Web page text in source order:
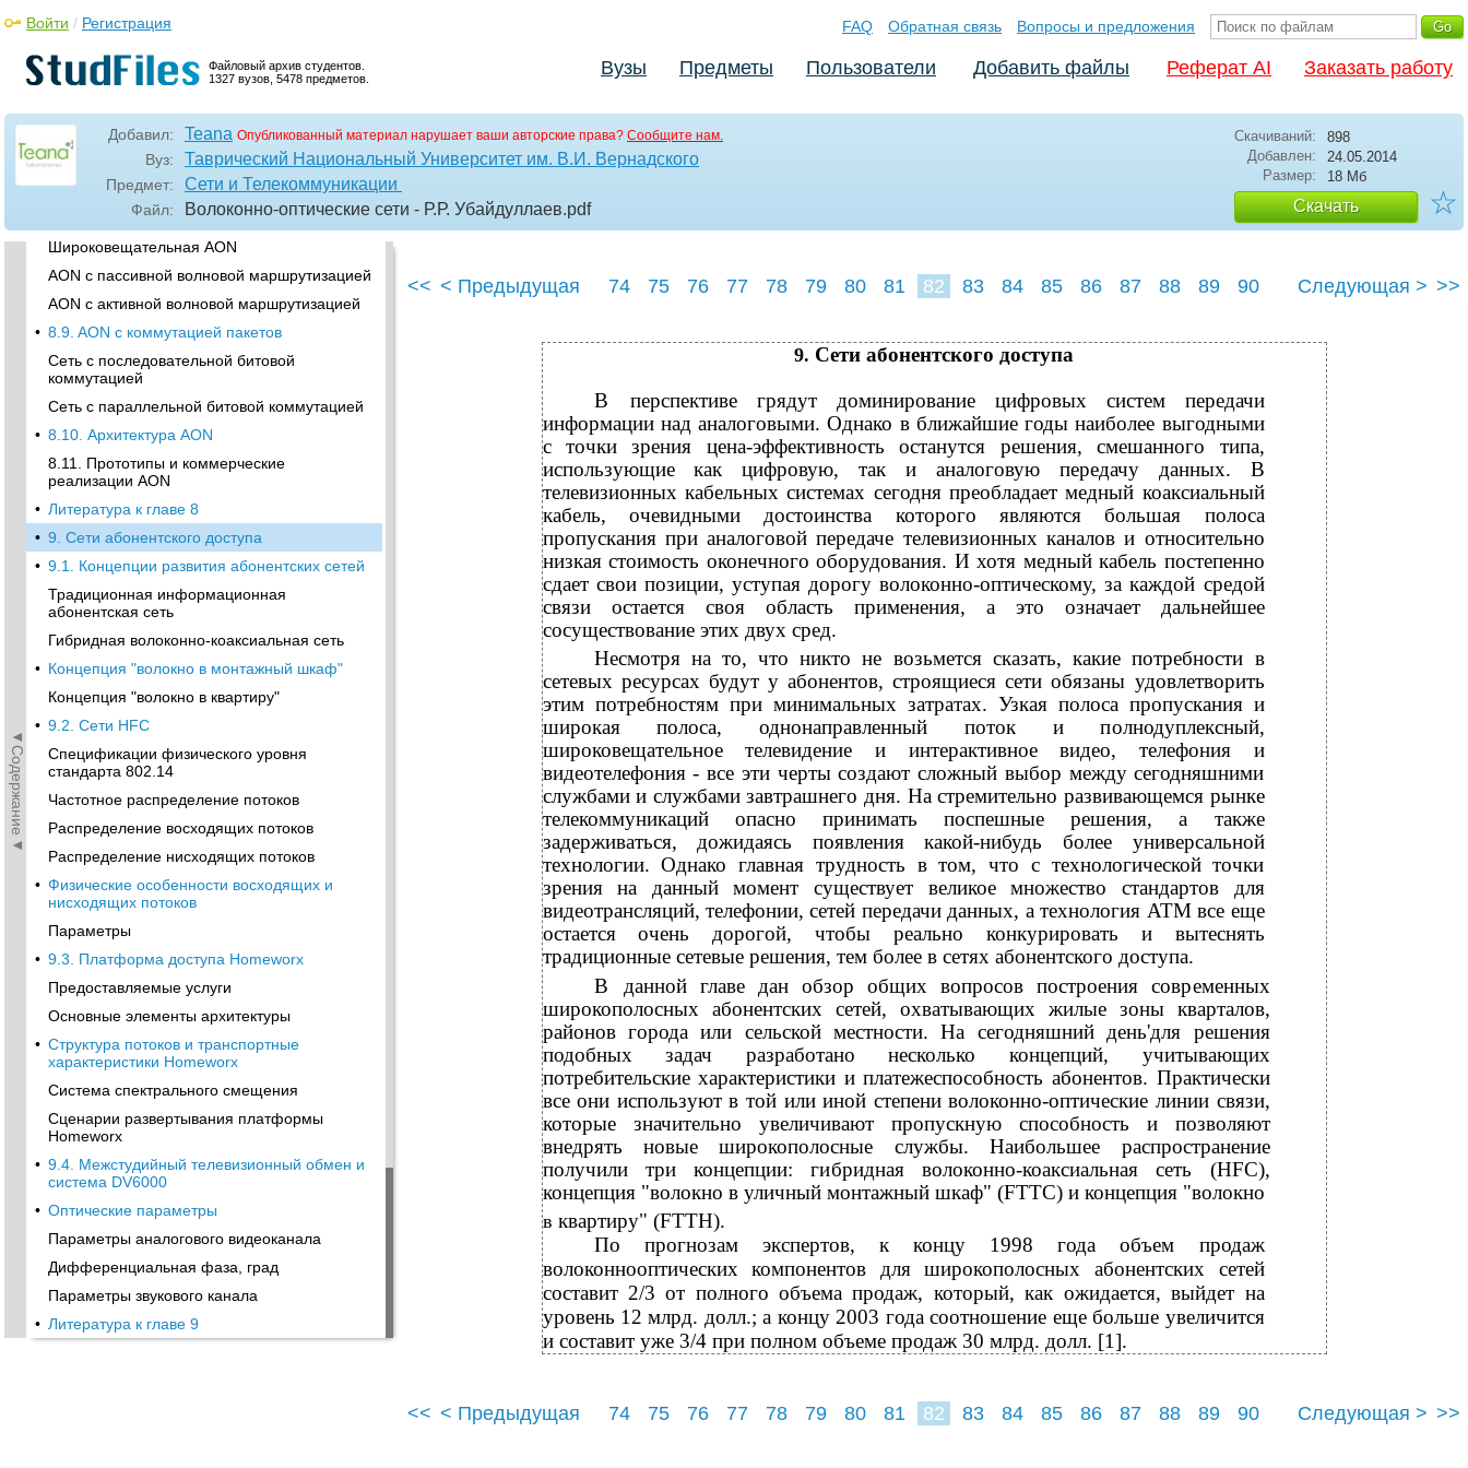
Файловый архив студентов.
1327 вузов, 5478 предметов.
Войти / Регистрация FAQ Обратная связь Вопросы и предложения
Вузы Предметы Пользователи Добавить файлы Реферат AI Заказать работу
Добавил: Teana Опубликованный материал нарушает ваши авторские права? Сообщите нам.
Вуз: Таврический Национальный Университет им. В.И. Вернадского
Предмет: Сети и Телекоммуникации
Файл: Волоконно-оптические сети - Р.Р. Убайдуллаев.pdf
Скачиваний:
898
Добавлен:
24.05.2014
Размер:
18 Мб
Скачать ☆
◄Содержание◄
• 8.6. Волновые конвертеры
сетей
Простая многоволновая линия связи SMWL
Параметры многоволновых мультиплексных
линий связи
8.8. AON с коммутацией каналов
Широковещательная AON
AON с пассивной волновой маршрутизацией
AON с активной волновой маршрутизацией
• 8.9. AON с коммутацией пакетов
Сеть с последовательной битовой
коммутацией
Сеть с параллельной битовой коммутацией
• 8.10. Архитектура AON
8.11. Прототипы и коммерческие
реализации AON
• Литература к главе 8
• 9. Сети абонентского доступа
• 9.1. Концепции развития абонентских сетей
Традиционная информационная
абонентская сеть
Гибридная волоконно-коаксиальная сеть
• Концепция "волокно в монтажный шкаф"
Концепция "волокно в квартиру"
• 9.2. Сети HFC
Спецификации физического уровня
стандарта 802.14
Частотное распределение потоков
Распределение восходящих потоков
Распределение нисходящих потоков
• Физические особенности восходящих и
нисходящих потоков
Параметры
• 9.3. Платформа доступа Homeworx
Предоставляемые услуги
Основные элементы архитектуры
• Структура потоков и транспортные
характеристики Homeworx
Система спектрального смещения
Сценарии развертывания платформы
Homeworx
• 9.4. Межстудийный телевизионный обмен и
система DV6000
• Оптические параметры
Параметры аналогового видеоканала
Дифференциальная фаза, град
Параметры звукового канала
• Литература к главе 9
<< < Предыдущая 74 75 76 77 78 79 80 81 82 83 84 85 86 87 88 89
90
Следующая > >>
9. Сети абонентского доступа
В
перспективе грядут доминирование цифровых систем передачи
информации над аналоговыми. Однако в ближайшие годы наиболее выгодными
с точки зрения цена-эффективность останутся решения, смешанного типа,
использующие как цифровую, так и аналоговую передачу данных. В
телевизионных кабельных системах сегодня преобладает медный коаксиальный
кабель, очевидными достоинства которого являются большая полоса
пропускания при аналоговой передаче телевизионных каналов и относительно
низкая стоимость оконечного оборудования. И хотя медный кабель постепенно
сдает свои позиции, уступая дорогу волоконно-оптическому, за каждой средой
связи остается своя область применения, а это означает дальнейшее
сосуществование этих двух сред.
Несмотря на то, что никто не возьмется сказать, какие потребности в
сетевых ресурсах будут у абонентов, строящиеся сети обязаны удовлетворить
этим потребностям при минимальных затратах. Узкая полоса пропускания и
широкая полоса, однонаправленный поток и полнодуплексный,
широковещательное телевидение и интерактивное видео, телефония и
видеотелефония - все эти черты создают сложный выбор между сегодняшними
службами и службами завтрашнего дня. На стремительно развивающемся рынке
телекоммуникаций опасно принимать поспешные решения, а также
задерживаться, дожидаясь появления какой-нибудь более универсальной
технологии. Однако главная трудность в том, что с технологической точки
зрения на данный момент существует великое множество стандартов для
видеотрансляций, телефонии, сетей передачи данных, а технология АТМ все еще
остается очень дорогой, чтобы реально конкурировать и вытеснять
традиционные сетевые решения, тем более в сетях абонентского доступа.
В
данной главе дан обзор общих вопросов построения современных
широкополосных абонентских сетей, охватывающих жилые зоны кварталов,
районов города или сельской местности. На сегодняшний день'для решения
подобных задач разработано несколько концепций, учитывающих
потребительские характеристики и платежеспособность абонентов. Практически
все они используют в той или иной степениволоконно-оптические линии связи,
которые значительно увеличивают пропускную способность и позволяют
внедрять новые широкополосные службы. Наибольшее распространение
получили три концепции: гибридная волоконно-коаксиальная сеть (HFC),
концепция "волокно в уличный монтажный шкаф" (FTTC) и концепция "волокно
в квартиру" (FTTH).
По прогнозам экспертов, к концу 1998 года объем продаж
волоконнооптических компонентов для широкополосных абонентских сетей
составит 2/3 от полного объема продаж, который, как ожидается, выйдет на
уровень 12 млрд. долл.; а концу 2003 года соотношение еще больше увеличится
и составит уже 3/4 при полном объеме продаж 30 млрд. долл. [1].
<< < Предыдущая 74 75 76 77 78 79 80 81 82 83 84 85 86 87 88 89
90
Следующая > >>